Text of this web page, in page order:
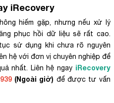
iRecovery
hiếm gặp, nhưng nếu xử lý
phục hồi dữ liệu sẽ rất cao.
sử dụng khi chưa rõ nguyên
hệ với đơn vị chuyên nghiệp để
nhất. Liên hệ ngay iRecovery
(Ngoài giờ) để được tư vấn